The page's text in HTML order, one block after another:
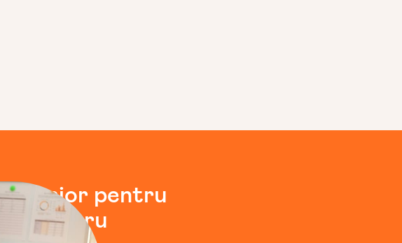
senior pentru
pentru